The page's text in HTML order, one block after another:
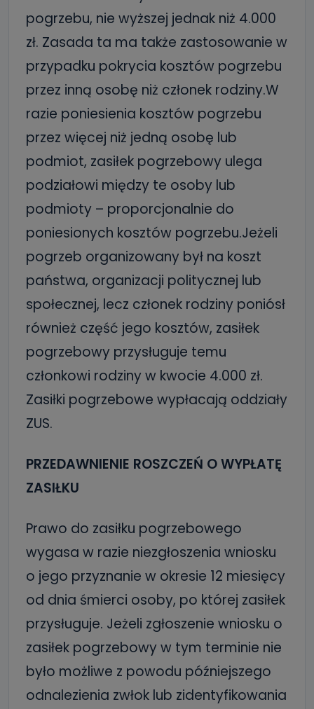
pogrzebu, nie wyższej jednak niż 4.000
zł. Zasada ta ma także zastosowanie w
przypadku pokrycia kosztów pogrzebu
przez inną osobę niż członek rodziny.W
razie poniesienia kosztów pogrzebu
przez więcej niż jedną osobę lub
podmiot, zasiłek pogrzebowy ulega
podziałowi między te osoby lub
podmioty – proporcjonalnie do
poniesionych kosztów pogrzebu.Jeżeli
pogrzeb organizowany był na koszt
państwa, organizacji politycznej lub
społecznej, lecz członek rodziny poniósł
również część jego kosztów, zasiłek
pogrzebowy przysługuje temu
członkowi rodziny w kwocie 4.000 zł.
Zasiłki pogrzebowe wypłacają oddziały
ZUS.
PRZEDAWNIENIE ROSZCZEŃ O WYPŁATĘ
ZASIŁKU
Prawo do zasiłku pogrzebowego
wygasa w razie niezgłoszenia wniosku
o jego przyznanie w okresie 12 miesięcy
od dnia śmierci osoby, po której zasiłek
przysługuje. Jeżeli zgłoszenie wniosku o
zasiłek pogrzebowy w tym terminie nie
było możliwe z powodu późniejszego
odnalezienia zwłok lub zidentyfikowania